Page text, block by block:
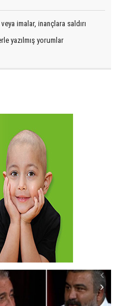
imalar, inançlara saldırı
yazılmış yorumlar